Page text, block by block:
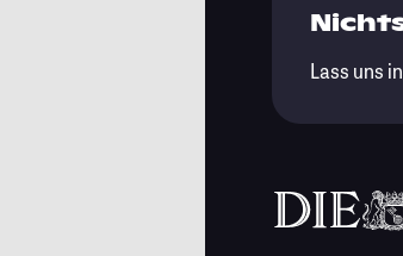
Lass uns